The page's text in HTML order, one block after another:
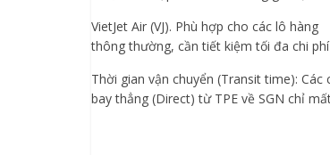
VietJet Air (VJ). Phù hợp cho các lô hàng
thông thường, cần tiết kiệm tối đa chi phí
Thời gian vận chuyển (Transit time): Các
bay thẳng (Direct) từ TPE về SGN chỉ